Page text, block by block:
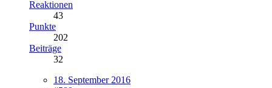
Reaktionen
43
Punkte
202
Beiträge
32
18. September 2016